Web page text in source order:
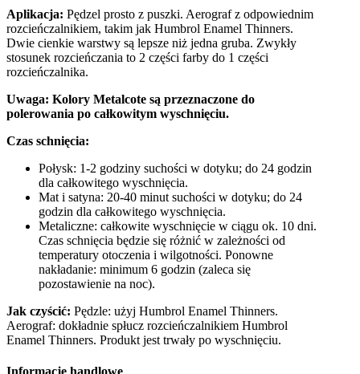
Aplikacja: Pędzel prosto z puszki. Aerograf z odpowiednim
rozcieńczalnikiem, takim jak Humbrol Enamel Thinners.
Dwie cienkie warstwy są lepsze niż jedna gruba. Zwykły
stosunek rozcieńczania to 2 części farby do 1 części
rozcieńczalnika.
Uwaga: Kolory Metalcote są przeznaczone do
polerowania po całkowitym wyschnięciu.
Czas schnięcia:
Połysk: 1-2 godziny suchości w dotyku; do 24 godzin
dla całkowitego wyschnięcia.
Mat i satyna: 20-40 minut suchości w dotyku; do 24
godzin dla całkowitego wyschnięcia.
Metaliczne: całkowite wyschnięcie w ciągu ok. 10 dni.
Czas schnięcia będzie się różnić w zależności od
temperatury otoczenia i wilgotności. Ponowne
nakładanie: minimum 6 godzin (zaleca się
pozostawienie na noc).
Jak czyścić: Pędzle: użyj Humbrol Enamel Thinners.
Aerograf: dokładnie spłucz rozcieńczalnikiem Humbrol
Enamel Thinners. Produkt jest trwały po wyschnięciu.
Informacje handlowe